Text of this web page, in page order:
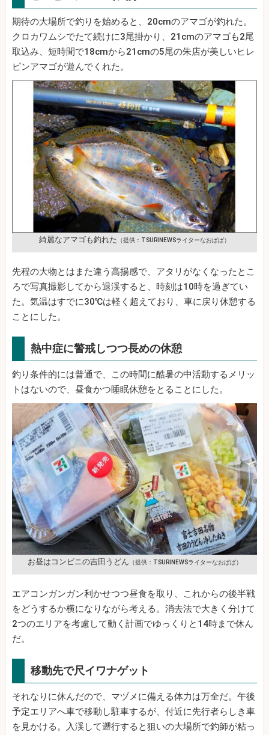
期待の大場所で釣りを始めると、20cmのアマゴが釣れた。
クロカワムシでたて続けに3尾掛かり、21cmのアマゴも2尾
取込み、短時間で18cmから21cmの5尾の朱店が美しいヒレ
ピンアマゴが遊んでくれた。
綺麗なアマゴも釣れた （提供：TSURINEWSライターなおぱぱ）
先程の大物とはまた違う高揚感で、アタリがなくなったとこ
ろで写真撮影してから退渓すると、時刻は10時を過ぎてい
た。気温はすでに30℃は軽く超えており、車に戻り休憩する
ことにした。
熱中症に警戒しつつ長めの休憩
釣り条件的には普通で、この時間に酷暑の中活動するメリッ
トはないので、昼食かつ睡眠休憩をとることにした。
お昼はコンビニの吉田うどん （提供：TSURINEWSライターなおぱぱ）
エアコンガンガン利かせつつ昼食を取り、これからの後半戦
をどうするか横になりながら考える。消去法で大きく分けて
2つのエリアを考慮して動く計画でゆっくりと14時まで休ん
だ。
移動先で尺イワナゲット
それなりに休んだので、マヅメに備える体力は万全だ。午後
予定エリアへ車で移動し駐車するが、付近に先行者らしき車
を見かける。入渓して遡行すると狙いの大場所で釣師が粘っ